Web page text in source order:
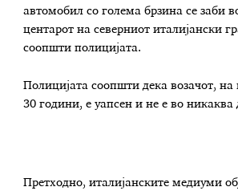
автомобил со голема брзина се заби
центарот на северниот италијански
соопшти полицијата.
Полицијата соопшти дека возачот, на
30 години, е уапсен и не е во никаква
Претходно, италијанските медиуми